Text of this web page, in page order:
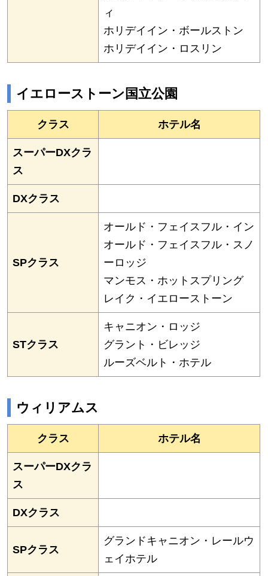
ィ
ホリデイイン・ボールストン
ホリデイイン・ロスリン
イエローストーン国立公園
クラス ホテル名
スーパーDXクラ
ス
DXクラス
SPクラス
オールド・フェイスフル・イン
オールド・フェイスフル・スノ
ーロッジ
マンモス・ホットスプリング
レイク・イエローストーン
STクラス
キャニオン・ロッジ
グラント・ビレッジ
ルーズベルト・ホテル
ウィリアムス
クラス ホテル名
スーパーDXクラ
ス
DXクラス
SPクラス
グランドキャニオン・レールウ
ェイホテル